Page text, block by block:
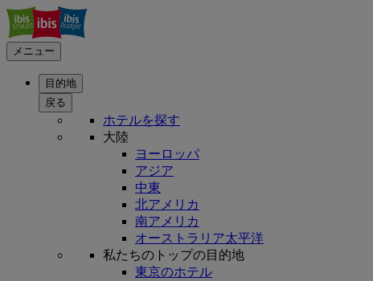
メニュー
目的地
戻る
ホテルを探す
大陸
ヨーロッパ
アジア
中東
北アメリカ
南アメリカ
オーストラリア太平洋
私たちのトップの目的地
東京のホテル